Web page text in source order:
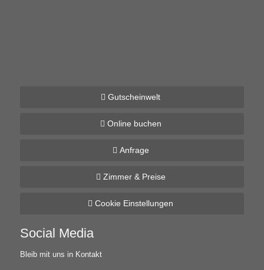
Gutscheinwelt
Online buchen
Anfrage
Zimmer & Preise
Cookie Einstellungen
Social Media
Bleib mit uns in Kontakt